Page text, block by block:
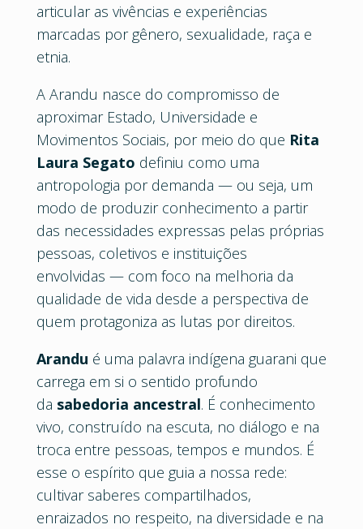
articular as vivências e experiências
marcadas por gênero, sexualidade, raça e
etnia.
A Arandu nasce do compromisso de
aproximar Estado, Universidade e
Movimentos Sociais, por meio do que Rita
Laura Segato definiu como uma
antropologia por demanda — ou seja, um
modo de produzir conhecimento a partir
das necessidades expressas pelas próprias
pessoas, coletivos e instituições
envolvidas — com foco na melhoria da
qualidade de vida desde a perspectiva de
quem protagoniza as lutas por direitos.
Arandu é uma palavra indígena guarani que
carrega em si o sentido profundo
da sabedoria ancestral. É conhecimento
vivo, construído na escuta, no diálogo e na
troca entre pessoas, tempos e mundos. É
esse o espírito que guia a nossa rede:
cultivar saberes compartilhados,
enraizados no respeito, na diversidade e na